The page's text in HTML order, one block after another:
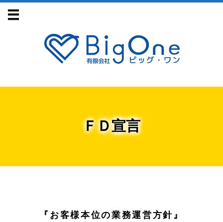
ＦＤ宣言
『お客様本位の業務運営方針』